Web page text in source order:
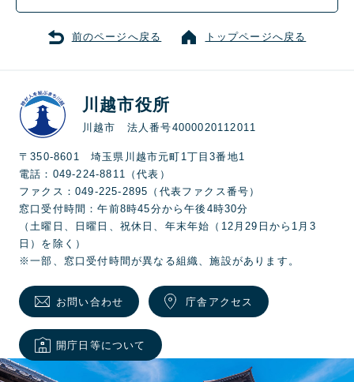
前のページへ戻る トップページへ戻る
川越市役所
川越市 法人番号4000020112011
〒350-8601 埼玉県川越市元町1丁目3番地1
電話：049-224-8811（代表）
ファクス：049-225-2895（代表ファクス番号）
窓口受付時間：午前8時45分から午後4時30分
（土曜日、日曜日、祝休日、年末年始（12月29日から1月3
日）を除く）
※一部、窓口受付時間が異なる組織、施設があります。
お問い合わせ 庁舎アクセス
開庁日等について